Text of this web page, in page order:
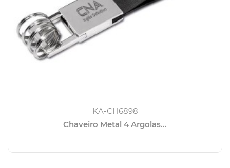
KA-CH6898
Chaveiro Metal 4 Argolas...